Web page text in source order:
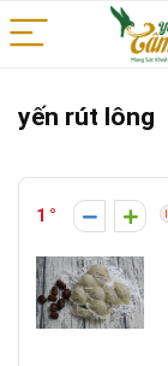
yến rút lông
1